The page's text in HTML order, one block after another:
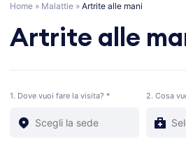
Home » Malattie » Artrite alle mani
Artrite alle
1. Dove vuoi fare la visita? * 2. Cosa